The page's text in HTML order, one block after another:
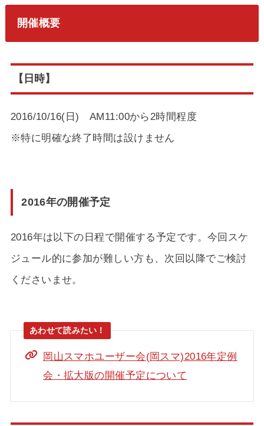
開催概要
【日時】
2016/10/16(日) AM11:00から2時間程度
※特に明確な終了時間は設けません
2016年の開催予定
2016年は以下の日程で開催する予定です。今回スケ
ジュール的に参加が難しい方も、次回以降でご検討
くださいませ。
岡山スマホユーザー会(岡スマ)2016年定例
会・拡大版の開催予定について